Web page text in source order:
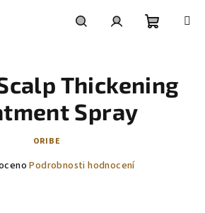
košík
Thickening
Spray
ORIBE
Podrobnosti hodnocení